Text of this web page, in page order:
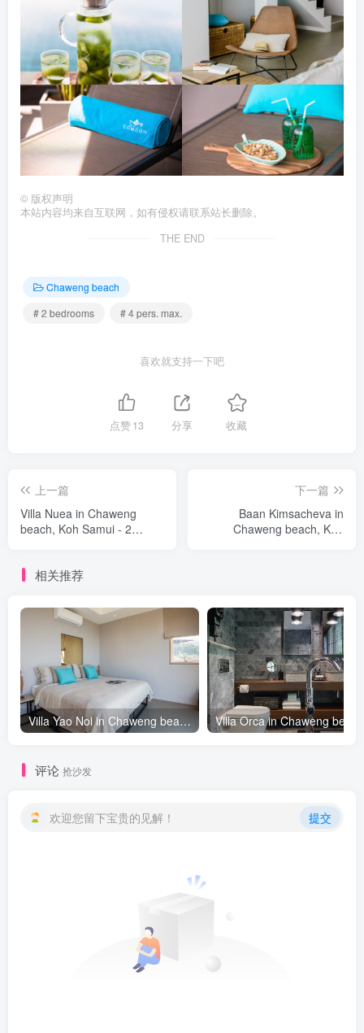
© 版权声明
本站内容均来自互联网，如有侵权请联系站长删除。
THE END
Chaweng beach
# 2 bedrooms
# 4 pers. max.
喜欢就支持一下吧
点赞13 分享 收藏
上一篇
Villa Nuea in Chaweng
beach, Koh Samui - 2
下一篇
Baan Kimsacheva in
Chaweng beach, Koh
相关推荐
Villa Yao Noi in Chaweng beach, Koh Samui - 1 bedrooms
评论 抢沙发
欢迎您留下宝贵的见解！ 提交